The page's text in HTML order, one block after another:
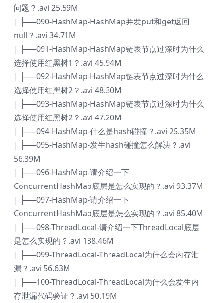
问题？.avi 25.59M
| ├──090-HashMap-HashMap并发put和get返回
null？.avi 34.71M
| ├──091-HashMap-HashMap链表节点过深时为什么
选择使用红黑树1？.avi 45.94M
| ├──092-HashMap-HashMap链表节点过深时为什么
选择使用红黑树2？.avi 48.30M
| ├──093-HashMap-HashMap链表节点过深时为什么
选择使用红黑树2？.avi 47.20M
| ├──094-HashMap-什么是hash碰撞？.avi 25.35M
| ├──095-HashMap-发生hash碰撞怎么解决？.avi
56.39M
| ├──096-HashMap-请介绍一下
ConcurrentHashMap底层是怎么实现的？.avi 93.37M
| ├──097-HashMap-请介绍一下
ConcurrentHashMap底层是怎么实现的？.avi 85.40M
| ├──098-ThreadLocal-请介绍一下ThreadLocal底层
是怎么实现的？.avi 138.46M
| ├──099-ThreadLocal-ThreadLocal为什么会内存泄
漏？.avi 56.63M
| ├──100-ThreadLocal-ThreadLocal为什么会发生内
存泄漏代码验证？.avi 50.19M